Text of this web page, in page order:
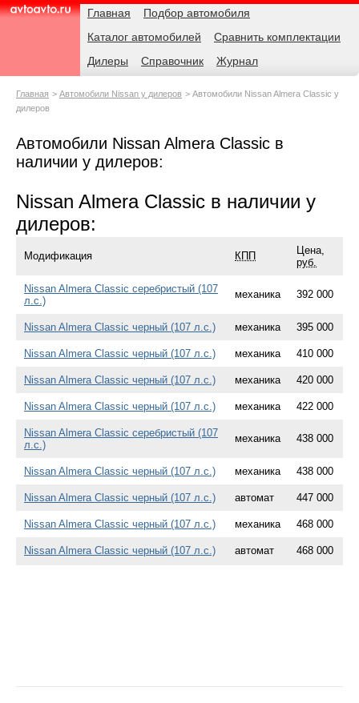
AvtoAvto.ru
Навигация Главная
Подбор автомобиля
Каталог автомобилей
Сравнить комплектации
Дилеры
Справочник Журнал
Родительские
Главная Автомобили Nissan у дилеров
Автомобили Nissan Almera Classic у
дилеров
Автомобили Nissan Almera Classic в
наличии у дилеров:
Nissan Almera Classic в наличии у
дилеров:
Модификация КПП
Цена,
руб.
Nissan Almera Classic серебристый (107
л.с.)
механика 392 000
Nissan Almera Classic черный (107 л.с.) механика 395 000
Nissan Almera Classic черный (107 л.с.) механика 410 000
Nissan Almera Classic черный (107 л.с.) механика 420 000
Nissan Almera Classic черный (107 л.с.) механика 422 000
Nissan Almera Classic серебристый (107
л.с.)
механика 438 000
Nissan Almera Classic черный (107 л.с.) механика 438 000
Nissan Almera Classic черный (107 л.с.) автомат 447 000
Nissan Almera Classic черный (107 л.с.) механика 468 000
Nissan Almera Classic черный (107 л.с.) автомат 468 000